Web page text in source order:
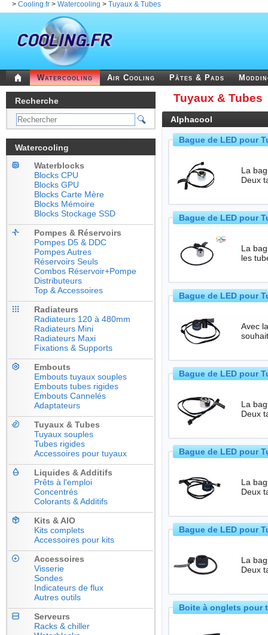
> Cooling.fr > Watercooling > Tuyaux & Tubes
Watercooling Air Cooling Pâtes & Pads
Recherche
Watercooling
Waterblocks
Blocks CPU
Blocks GPU
Blocks Carte Mère
Blocks Mémoire
Blocks Stockage SSD
Pompes & Réservoirs
Pompes D5 & DDC
Pompes Autres
Réservoirs Seuls
Combos Réservoir+Pompe
Distributeurs
Top & Accessoires
Radiateurs
Radiateurs 120 à 480mm
Radiateurs Mini
Radiateurs Maxi
Fixations & Supports
Embouts
Embouts tuyaux souples
Embouts tubes rigides
Embouts Cannelés
Adaptateurs
Tuyaux & Tubes
Tuyaux souples
Tubes rigides
Accessoires pour tuyaux
Liquides & Additifs
Prêts à l'emploi
Concentrés
Colorants & Additifs
Kits & AIO
Kits complets
Accessoires pour kits
Accessoires
Visserie
Sondes
Indicateurs de flux
Autres outils
Serveurs
Racks & chiller
Tuyaux & Tubes
Alphacool
Bague de LED pour
La
Deux
Bague de LED pour
La
les
Bague de LED pour
Avec
Bague de LED pour
La
Deux
Bague de LED pour
La
Deux
Bague de LED pour
La
Deux
Boite à onglets pour